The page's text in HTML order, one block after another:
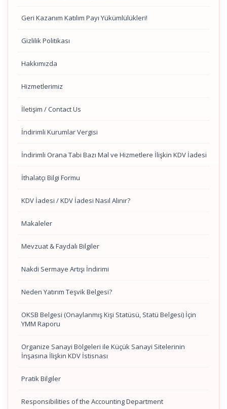
Geri Kazanım Katılım Payı Yükümlülükleri!
Gizlilik Politikası
Hakkımızda
Hizmetlerimiz
İletişim / Contact Us
İndirimli Kurumlar Vergisi
İndirimli Orana Tabi Bazı Mal ve Hizmetlere İlişkin KDV İadesi
İthalatçı Bilgi Formu
KDV İadesi / KDV İadesi Nasıl Alınır?
Makaleler
Mevzuat & Faydalı Bilgiler
Nakdi Sermaye Artışı İndirimi
Neden Yatırım Teşvik Belgesi?
OKSB Belgesi (Onaylanmış Kişi Statüsü, Statü Belgesi) İçin
YMM Raporu
Organize Sanayi Bölgeleri ile Küçük Sanayi Sitelerinin
İnşasına İlişkin KDV İstisnası
Pratik Bilgiler
Responsibilities of the Accounting Department